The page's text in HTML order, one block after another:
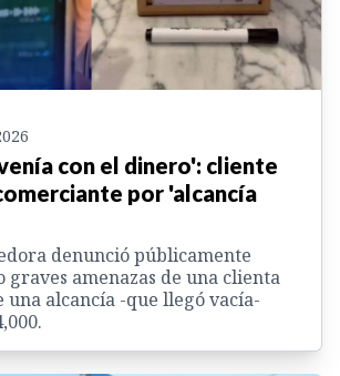
con el dinero': cliente
por 'alcancía
denunció públicamente
amenazas de una clienta
una alcancía -que llegó vacía-